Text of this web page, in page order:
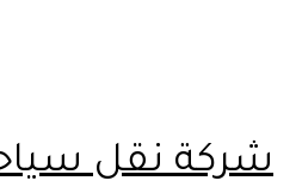
شركة نقل